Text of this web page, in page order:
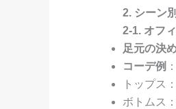
2. シーン
2-1. オフ
足元の決
コーデ例 ：
トップス
ボトムス